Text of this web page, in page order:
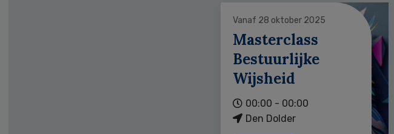
Vanaf 28 oktober 2025
Masterclass
Bestuurlijke
Wijsheid
00:00 - 00:00
Den Dolder